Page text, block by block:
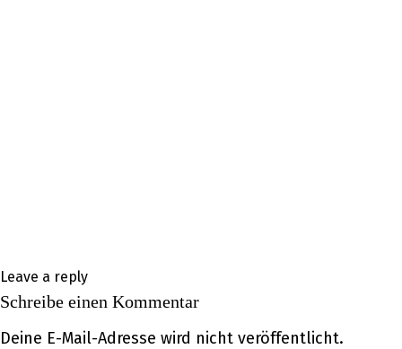
Leave a reply
Schreibe einen Kommentar
Deine E-Mail-Adresse wird nicht veröffentlicht.